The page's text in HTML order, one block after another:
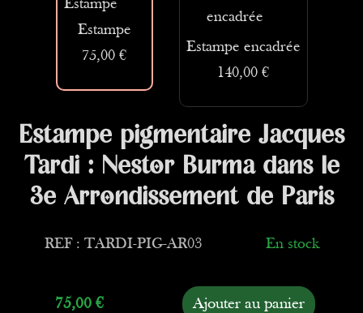
Estampe
75,00 €
Estampe encadrée
140,00 €
Estampe pigmentaire Jacques
Tardi : Nestor Burma dans le
3e Arrondissement de Paris
REF : TARDI-PIG-AR03 En stock
75,00€ Ajouter au panier